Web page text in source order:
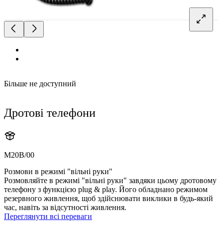
Більше не доступний
Дротові телефони
M20B/00
Розмови в режимі "вільні руки"
Розмовляйте в режимі "вільні руки" завдяки цьому дротовому
телефону з функцією plug & play. Його обладнано режимом
резервного живлення, щоб здійснювати виклики в будь-який
час, навіть за відсутності живлення.
Переглянути всі переваги